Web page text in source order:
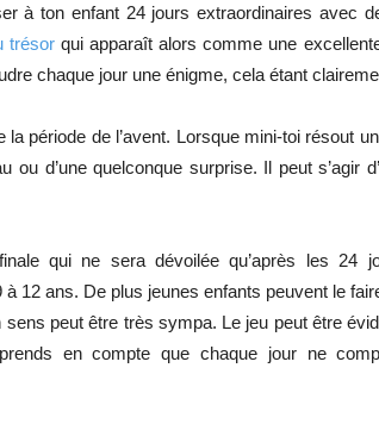
à ton enfant 24 jours extraordinaires avec
trésorqui apparaît alors comme une excellente
chaque jour une énigme, cela étant
période de l’avent. Lorsque mini-toi résout
d’une quelconque surprise. Il peut s’agir
qui ne sera dévoilée qu’après les 24
12 ans. De plus jeunes enfants peuvent le
peut être très sympa. Le jeu peut être
en compte que chaque jour ne